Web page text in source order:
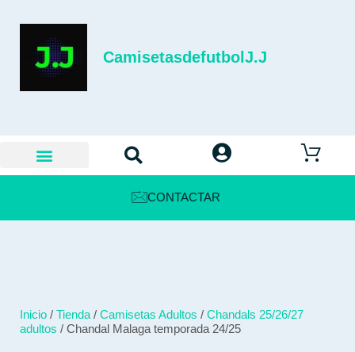
CamisetasdefutbolJ.J
CONTACTAR
Inicio / Tienda / Camisetas Adultos / Chandals 25/26/27
adultos / Chandal Malaga temporada 24/25